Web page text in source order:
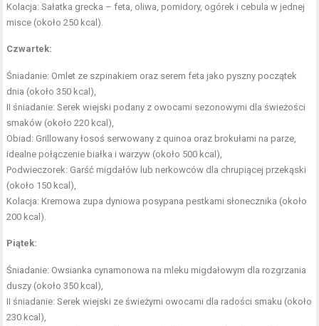
Kolacja: Sałatka grecka – feta, oliwa, pomidory, ogórek i cebula w jednej
misce (około 250 kcal).
Czwartek:
Śniadanie: Omlet ze szpinakiem oraz serem feta jako pyszny początek
dnia (około 350 kcal),
II śniadanie: Serek wiejski podany z owocami sezonowymi dla świeżości
smaków (około 220 kcal),
Obiad: Grillowany łosoś serwowany z quinoa oraz brokułami na parze,
idealne połączenie białka i warzyw (około 500 kcal),
Podwieczorek: Garść migdałów lub nerkowców dla chrupiącej przekąski
(około 150 kcal),
Kolacja: Kremowa zupa dyniowa posypana pestkami słonecznika (około
200 kcal).
Piątek:
Śniadanie: Owsianka cynamonowa na mleku migdałowym dla rozgrzania
duszy (około 350 kcal),
II śniadanie: Serek wiejski ze świeżymi owocami dla radości smaku (około
230 kcal),